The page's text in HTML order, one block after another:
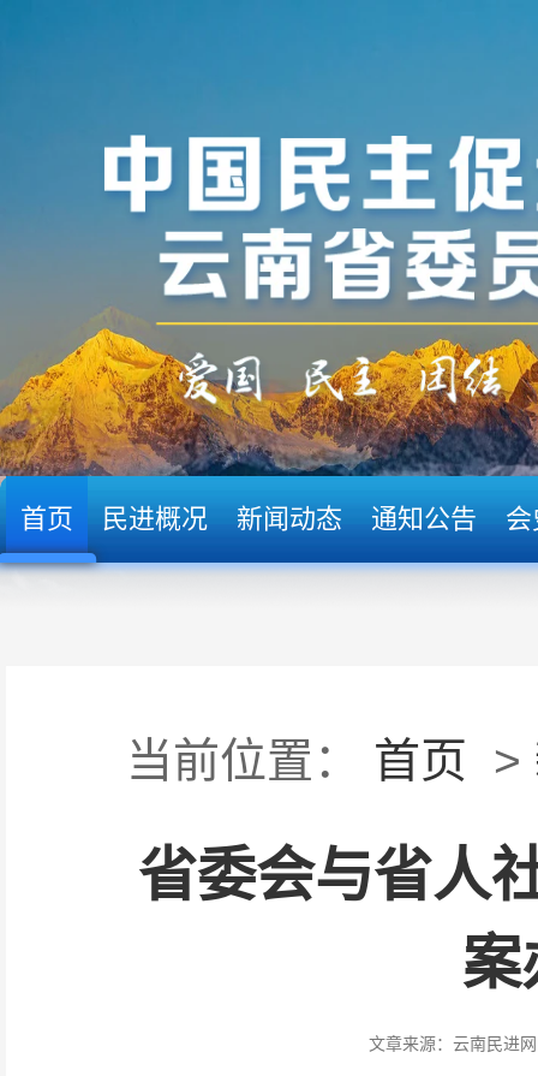
首页 民进概况 新闻动态 通知公告 会
当前位置： 首页 >
省委会与省人
案
文章来源： 云南民进网